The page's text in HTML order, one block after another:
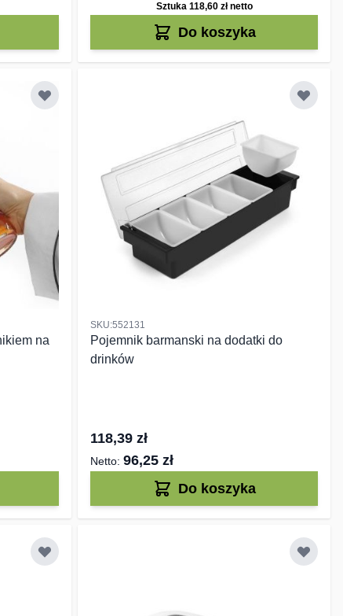
Sztuka 118,60 złnetto
Do koszyka
na
SKU:552131
Pojemnik barmanski na dodatki do
drinków
118,39 zł
96,25 zł
Do koszyka